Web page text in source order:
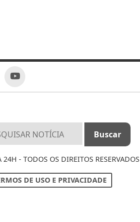
24H - TODOS OS DIREITOS RESERVADOS
DE USO E PRIVACIDADE